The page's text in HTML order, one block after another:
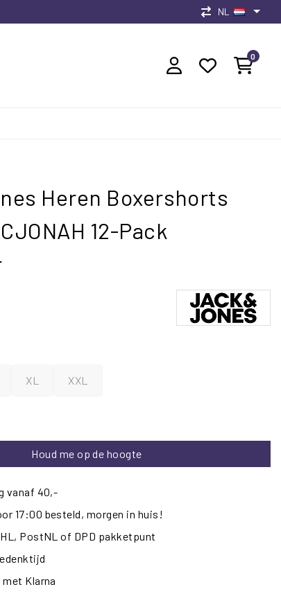
NL
0
Heren Boxershorts
12-Pack
XL XXL
Houd me op de hoogte
vanaf 40,-
17:00 besteld, morgen in huis!
PostNL of DPD pakketpunt
Klarna